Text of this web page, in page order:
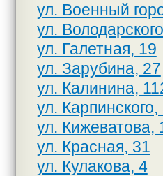
ул. Военный
ул.
ул. Галетная, 19
ул. Зарубина, 27
ул. Калинина,
ул. Карпинского,
ул. Кижеватова,
ул. Красная, 31
ул. Кулакова, 4